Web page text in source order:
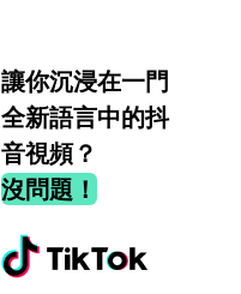
讓你沉浸在一門
全新語言中的抖
音視頻？
沒問題！